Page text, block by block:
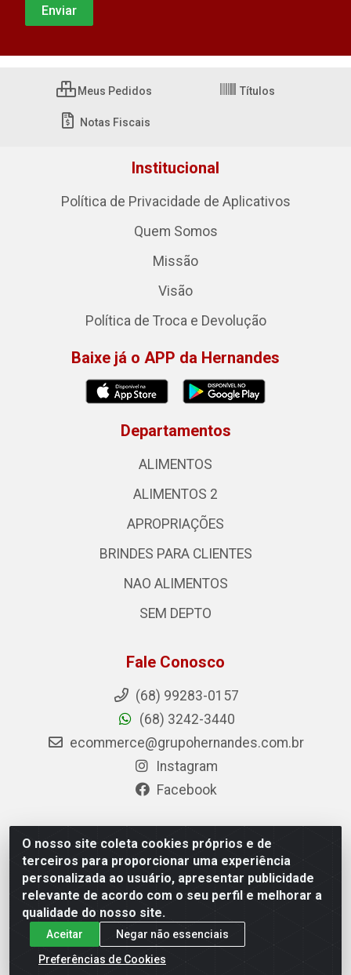
O nosso site coleta cookies próprios e de
terceiros para proporcionar uma experiência
personalizada ao usuário, apresentar publicidade
relevante de acordo com o seu perfil e melhorar a
qualidade do nosso site.
Aceitar
Negar não essenciais
Preferências de Cookies
Meus Pedidos Títulos
Notas Fiscais
Institucional
Política de Privacidade de Aplicativos
Quem Somos
Missão
Visão
Política de Troca e Devolução
Baixe já o APP da Hernandes
Departamentos
ALIMENTOS
ALIMENTOS 2
APROPRIAÇÕES
BRINDES PARA CLIENTES
NAO ALIMENTOS
SEM DEPTO
Fale Conosco
(68) 99283-0157
(68) 3242-3440
ecommerce@grupohernandes.com.br
Instagram
Facebook
Hernandes - Atacado e Distribuições - Rodovia
Transacreana, 2155 - Floresta Sul, Rio Branco/AC - CEP
69.912-290 - CNPJ 12.996.556/0001-69